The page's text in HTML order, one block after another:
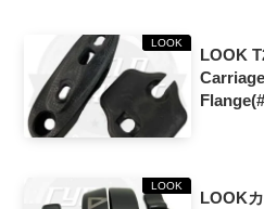
LOOK
LOOK
LOOK
LOOK